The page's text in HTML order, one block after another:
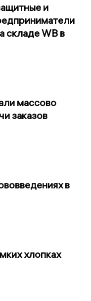
и
складе WB в
массово
заказов
в
хлопках